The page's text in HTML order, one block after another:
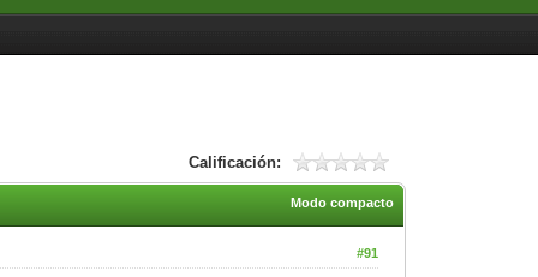
Calificación:
Modo compacto
#91